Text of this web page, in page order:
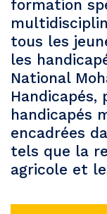
formation
tous les
les
National
Handicapés,
handicapés
encadrées
tels que la
agricole et